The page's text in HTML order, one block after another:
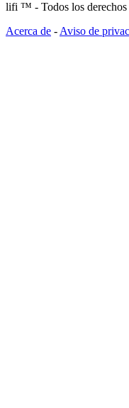
lifi ™ - Todos los derechos
Acerca de - Aviso de